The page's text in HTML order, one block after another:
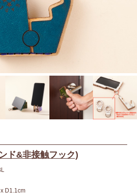
ド&非接触フック)
D1.1cm